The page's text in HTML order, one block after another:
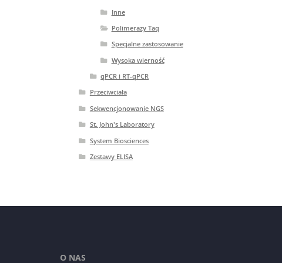
Inne
Polimerazy Taq
Specjalne zastosowanie
Wysoka wierność
qPCR i RT-qPCR
Przeciwciała
Sekwencjonowanie NGS
St. John's Laboratory
System Biosciences
Zestawy ELISA
O NAS